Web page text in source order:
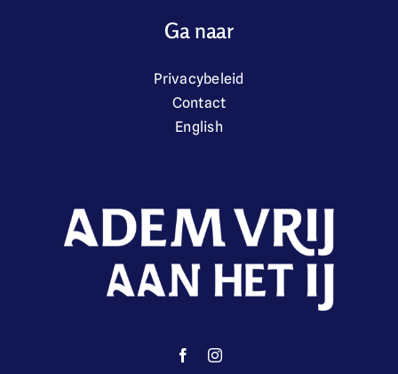
Ga naar
Privacybeleid
Contact
English